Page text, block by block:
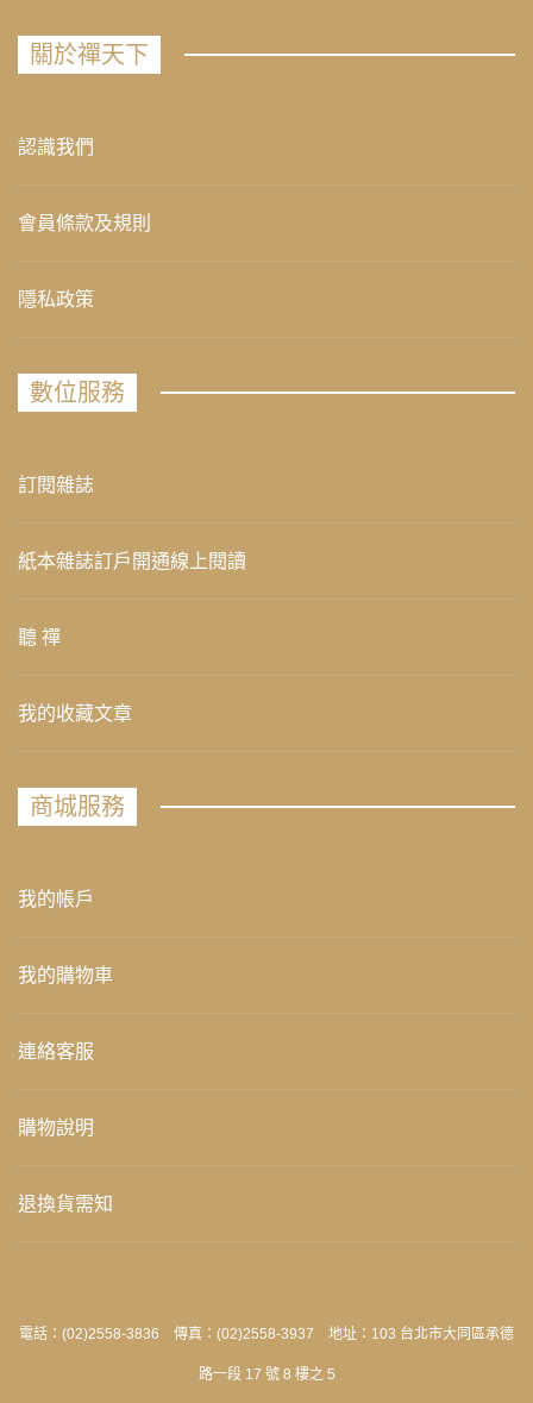
關於禪天下
認識我們
會員條款及規則
隱私政策
數位服務
訂閱雜誌
紙本雜誌訂戶開通線上閱讀
聽 禪
我的收藏文章
商城服務
我的帳戶
我的購物車
連絡客服
購物說明
退換貨需知
電話：(02)2558-3836 傳真：(02)2558-3937 地址：103 台北市大同區承德
路一段 17 號 8 樓之 5